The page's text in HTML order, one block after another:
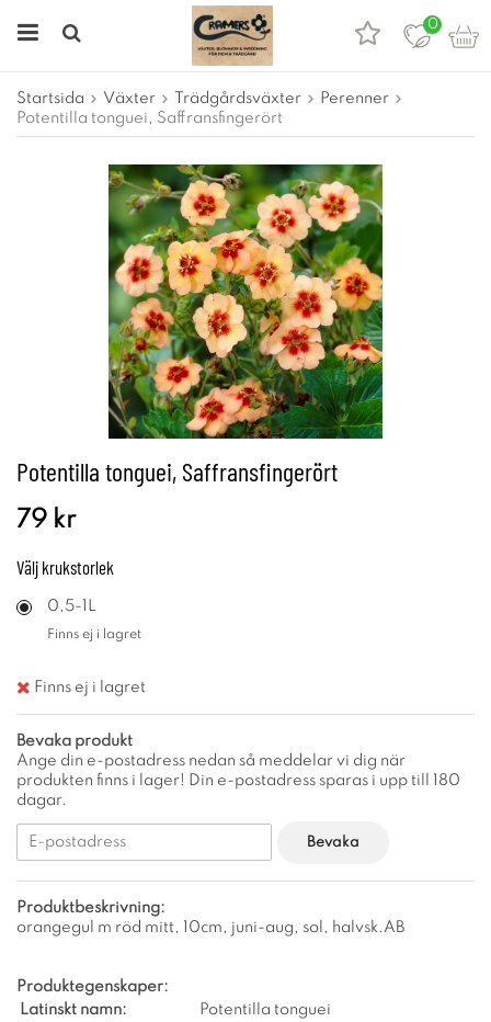
0
Startsida Växter Trädgårdsväxter
Perenner
Potentilla tonguei, Saffransfingerört
Potentilla tonguei, Saffransfingerört
79 kr
Välj krukstorlek
0,5-1L
Finns ej i lagret
Finns ej i lagret
Bevaka produkt
Ange din e-postadress nedan så meddelar vi dig när
produkten finns i lager! Din e-postadress sparas i upp till 180
dagar.
Bevaka
Produktbeskrivning:
orangegul m röd mitt, 10cm, juni-aug, sol, halvsk.AB
Produktegenskaper:
Latinskt namn:
Potentilla tonguei